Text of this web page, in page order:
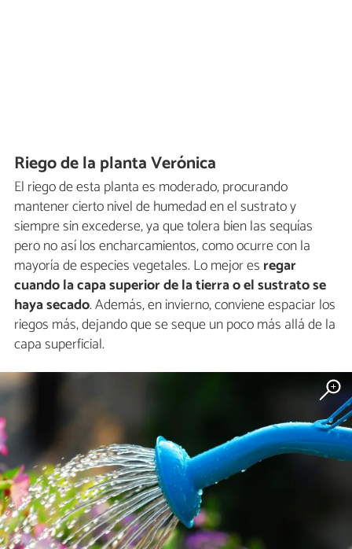
Riego de la planta Verónica
El riego de esta planta es moderado, procurando
mantener cierto nivel de humedad en el sustrato y
siempre sin excederse, ya que tolera bien las sequías
pero no así los encharcamientos, como ocurre con la
mayoría de especies vegetales. Lo mejor es regar
cuando la capa superior de la tierra o el sustrato se
haya secado. Además, en invierno, conviene espaciar los
riegos más, dejando que se seque un poco más allá de la
capa superficial.